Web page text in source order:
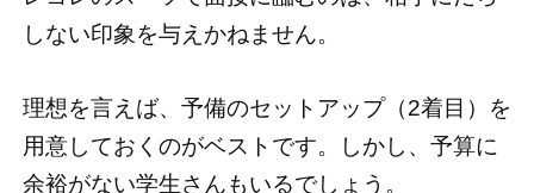
しない印象を与えかねません。
理想を言えば、予備のセットアップ（2着目）を
用意しておくのがベストです。しかし、予算に
余裕がない学生さんもいるでしょう。